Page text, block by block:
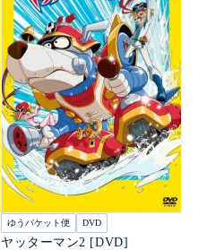
ゆうパケット便 DVD
ヤッターマン2 [DVD]